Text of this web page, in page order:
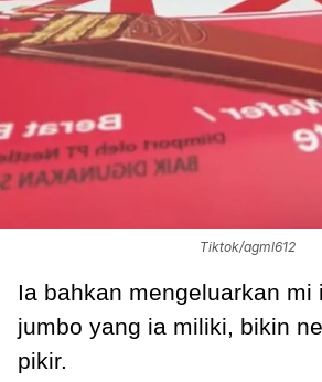
Tiktok/agml612
Ia bahkan mengeluarkan mi
jumbo yang ia miliki, bikin
pikir.